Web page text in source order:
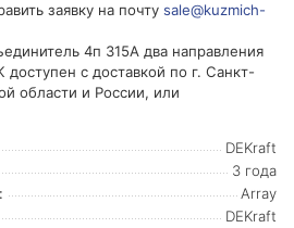
заявку на почту sale@kuzmich-
4п 315А два направления
доступен с доставкой по г. Санкт-
области и России, или
DEKraft
3 года
Array
DEKraft